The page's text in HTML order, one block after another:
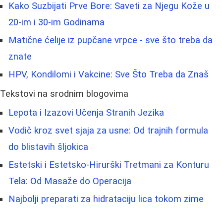
Kako Suzbijati Prve Bore: Saveti za Njegu Kože u
20-im i 30-im Godinama
Matične ćelije iz pupčane vrpce - sve što treba da
znate
HPV, Kondilomi i Vakcine: Sve Što Treba da Znaš
Tekstovi na srodnim blogovima
Lepota i Izazovi Učenja Stranih Jezika
Vodič kroz svet sjaja za usne: Od trajnih formula
do blistavih šljokica
Estetski i Estetsko-Hirurški Tretmani za Konturu
Tela: Od Masaže do Operacija
Najbolji preparati za hidrataciju lica tokom zime